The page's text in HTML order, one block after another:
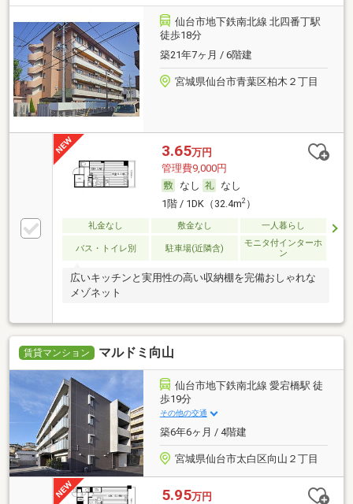
仙台市地下鉄南北線 北四番丁駅
徒歩18分
築21年7ヶ月 / 6階建
宮城県仙台市青葉区柏木２丁目
3.65万円
管理費9,000円
なし
なし
1階 / 1DK（32.4m2）
礼金なし 敷金なし 一人暮らし
バス・トイレ別 駐車場(近隣含)
モニタ付インターホ
ン
広いキッチンと実用性の高い収納棚を完備おしゃれな
メゾネット
賃貸マンション マルドミ向山
仙台市地下鉄南北線 愛宕橋駅 徒
歩19分
その他の交通
築6年6ヶ月 / 4階建
宮城県仙台市太白区向山２丁目
5.95万円